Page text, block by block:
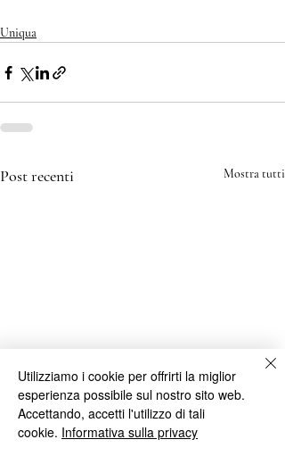
Uniqua
Post recenti Mostra tutti
Utilizziamo i cookie per offrirti la miglior
esperienza possibile sul nostro sito web.
Accettando, accetti l'utilizzo di tali
cookie. Informativa sulla privacy